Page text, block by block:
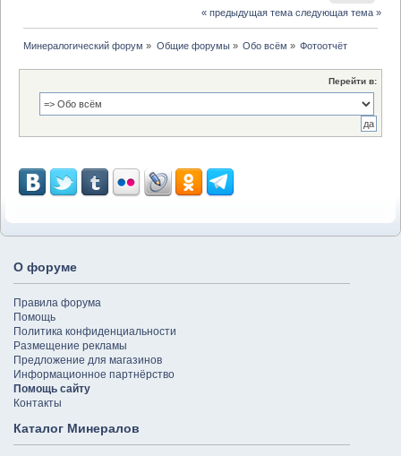
« предыдущая тема следующая тема »
Минералогический форум » Общие форумы» Обо всём » Фотоотчёт
Перейти в:
О форуме
Правила форума
Помощь
Политика конфиденциальности
Размещение рекламы
Предложение для магазинов
Информационное партнёрство
Помощь сайту
Контакты
Каталог Минералов